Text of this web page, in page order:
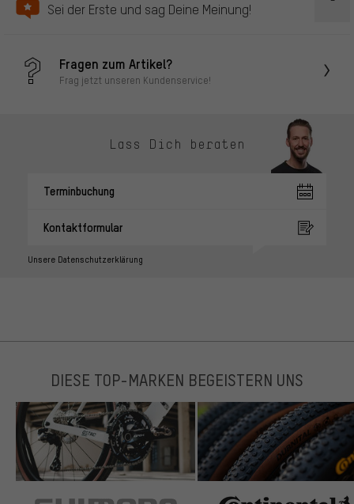
Sei der Erste und sag Deine Meinung!
Fragen zum Artikel?
Frag jetzt unseren Kundenservice!
Lass Dich beraten
Terminbuchung
Kontaktformular
Unsere Datenschutzerklärung
DIESE TOP-MARKEN BEGEISTERN UNS